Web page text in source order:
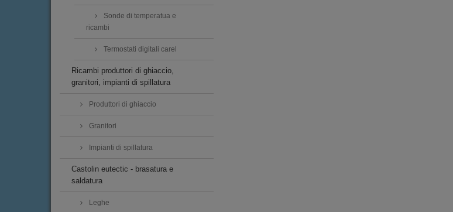
Sonde di temperatua e
ricambi
Termostati digitali carel
Ricambi produttori di ghiaccio,
granitori, impianti di spillatura
Produttori di ghiaccio
Granitori
Impianti di spillatura
Castolin eutectic - brasatura e
saldatura
Leghe